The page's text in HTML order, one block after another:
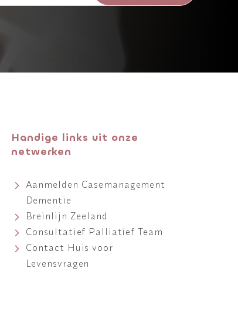
Handige links uit onze
netwerken
Aanmelden Casemanagement
Dementie
Breinlijn Zeeland
Consultatief Palliatief Team
Contact Huis voor
Levensvragen